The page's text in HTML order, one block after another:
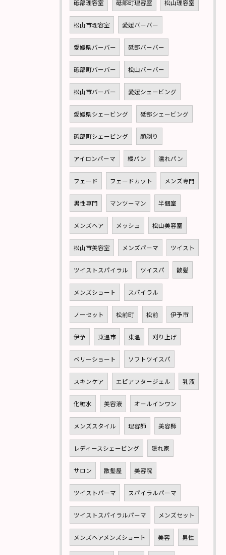
砥部理容室 砥部町理容室 松山理容室
松山市理容室 愛媛バーバー
愛媛県バーバー 砥部バーバー
砥部町バーバー 松山バーバー
松山市バーバー 愛媛シェービング
愛媛県シェービング 砥部シェービング
砥部町シェービング 顔剃り
アイロンパーマ 緩パン 濡れパン
フェード フェードカット メンズ専門
男性専門 マンツーマン 半個室
メンズヘア メッシュ 松山美容室
松山市美容室 メンズパーマ ツイスト
ツイストスパイラル ツイスパ 散髪
メンズショート スパイラル
ノーセット 松前町 松前 伊予市
伊予 東温市 東温 刈り上げ
ベリーショート ソフトツイスパ
スキンケア エピアフタージェル 乳液
化粧水 美容液 オールインワン
メンズスタイル 理容師 美容師
レディースシェービング 隠れ家
サロン 散髪屋 美容院
ツイストパーマ スパイラルパーマ
ツイストスパイラルパーマ メンズセット
メンズヘアメンズショート 美容 男性